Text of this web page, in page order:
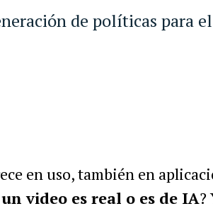
de políticas para
en uso, también en
video es real o es de IA?